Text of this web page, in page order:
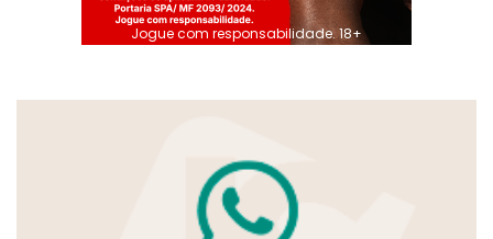
Jogue com responsabilidade. 18+